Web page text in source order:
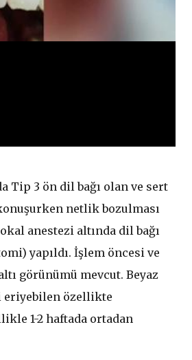
Tip 3 ön dil bağı olan ve sert
netlik bozulması
anestezi altında dil bağı
yapıldı. İşlem öncesi ve
görünümü mevcut. Beyaz
özellikte
1-2 haftada ortadan